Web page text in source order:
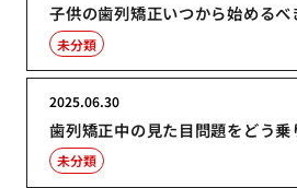
子供の歯列矯正いつから始める
未分類
歯列矯正中の見た目問題をどう乗
2025.06.30
未分類